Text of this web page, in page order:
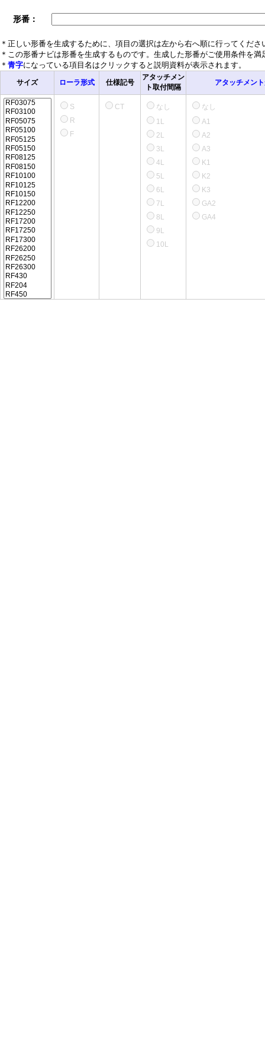
形番：
＊正しい形番を生成するために、項目の選択は左から右へ順に行ってくださ
＊この形番ナビは形番を生成するものです。生成した形番がご使用条件を
＊ 青字になっている項目名はクリックすると説明資料が表示されます。
サイズ ローラ形式 仕様記号
アタッチメン
ト取付間隔
アタッチメン
S
R
F
CT
なし
1L
2L
3L
4L
5L
6L
7L
8L
9L
10L
なし
A1
A2
A3
K1
K2
K3
GA2
GA4